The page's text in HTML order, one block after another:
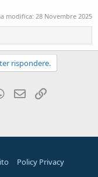
modifica: 28 Novembre 2025
rispondere.
WhatsApp
e-mail
Policy Privacy